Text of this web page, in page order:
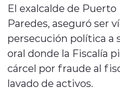
Entrevistas
Quienes Somos
El exalcalde de
Paredes, aseguró ser
persecución política a
oral donde la Fiscalía
cárcel por fraude al
lavado de activos.